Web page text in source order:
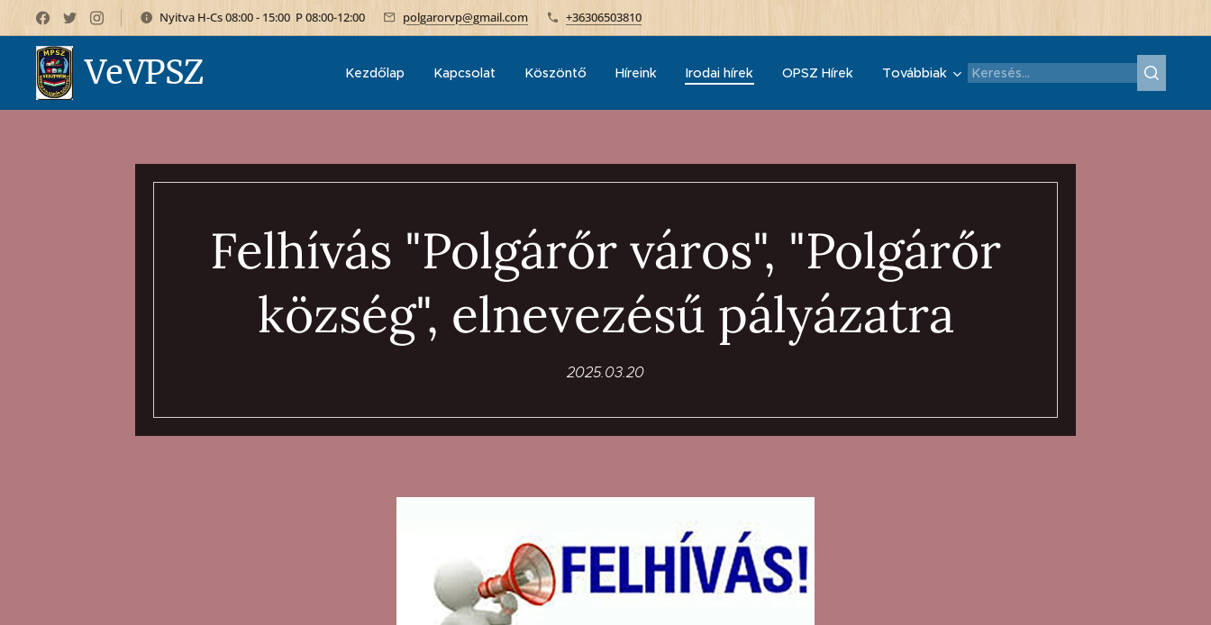
Nyitva H-Cs 08:00 - 15:00 P 08:00-12:00 polgarorvp@gmail.com +36306503810
VeVPSZ Kezdőlap Kapcsolat Köszöntő Híreink Irodai hírek OPSZ Hírek Továbbiak
Felhívás "Polgárőr város", "Polgárőr
község", elnevezésű pályázatra
2025.03.20